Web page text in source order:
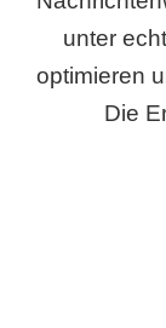
unter
optimieren
Die